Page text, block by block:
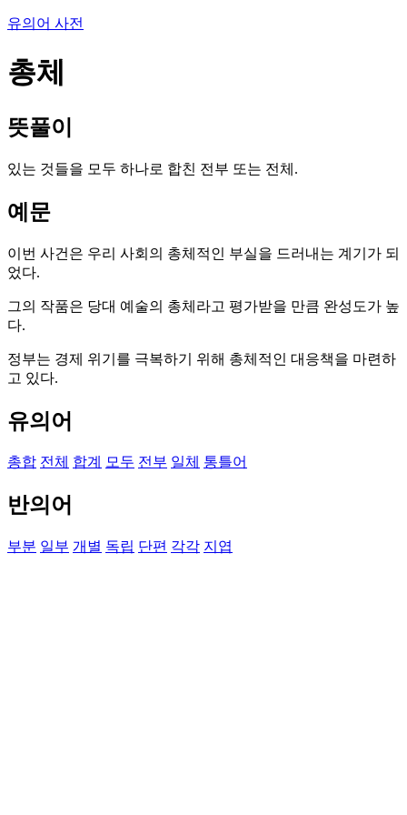
유의어 사전
총체
뜻풀이
있는 것들을 모두 하나로 합친 전부 또는 전체.
예문
이번 사건은 우리 사회의 총체적인 부실을 드러내는 계기가 되
었다.
그의 작품은 당대 예술의 총체라고 평가받을 만큼 완성도가 높
다.
정부는 경제 위기를 극복하기 위해 총체적인 대응책을 마련하
고 있다.
유의어
총합 전체 합계 모두 전부 일체 통틀어
반의어
부분 일부 개별 독립 단편 각각 지엽